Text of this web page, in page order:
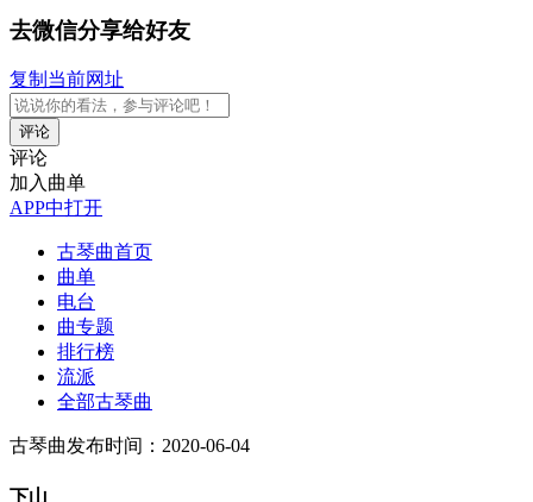
去微信分享给好友
复制当前网址
评论
评论
加入曲单
APP中打开
古琴曲首页
曲单
电台
曲专题
排行榜
流派
全部古琴曲
古琴曲发布时间：2020-06-04
下山